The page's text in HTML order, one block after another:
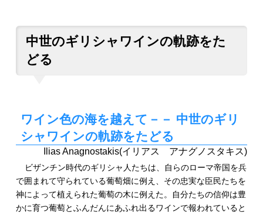
中世のギリシャワインの軌跡をた
どる
ワイン色の海を越えて－－ 中世のギリ
シャワインの軌跡をたどる
Ilias Anagnostakis(イリアス アナグノスタキス)
ビザンチン時代のギリシャ人たちは、自らのローマ帝国を兵
で囲まれて守られている葡萄畑に例え、その忠実な臣民たちを
神によって植えられた葡萄の木に例えた。自分たちの信仰は豊
かに育つ葡萄とふんだんにあふれ出るワインで報われていると